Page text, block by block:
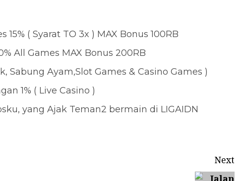
( Syarat TO 3x ) MAX Bonus 100RB
All Games MAX Bonus 200RB
Sabung Ayam,Slot Games & Casino Games )
1% ( Live Casino )
yang Ajak Teman2 bermain di LIGAIDN
Next